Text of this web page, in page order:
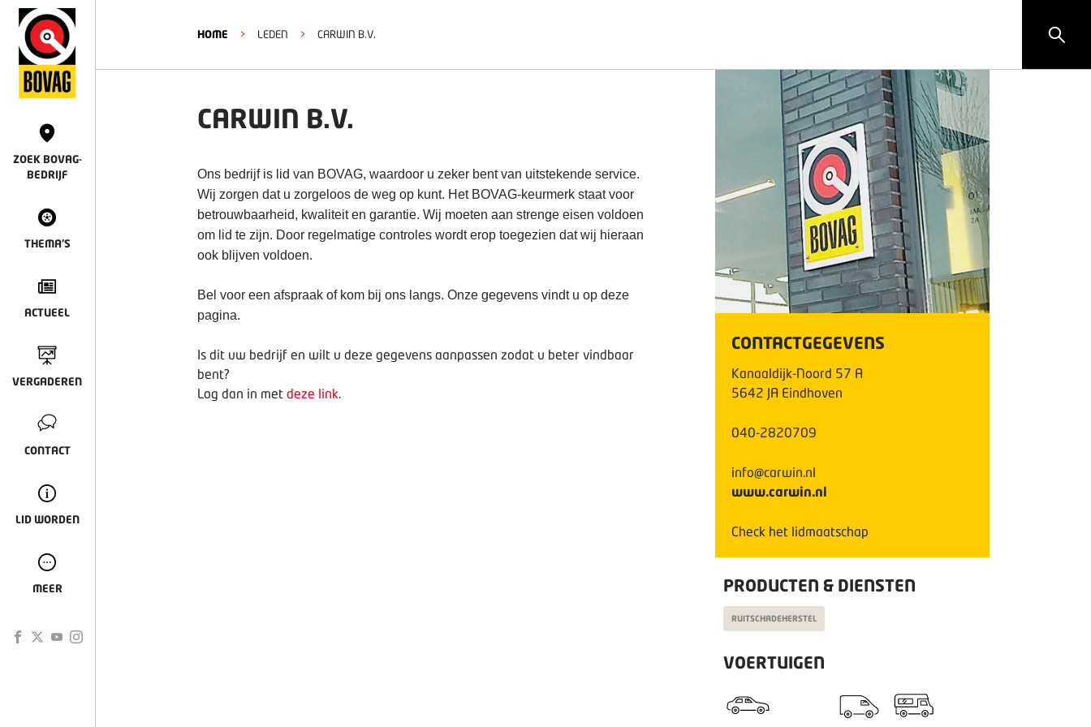
ZOEK BOVAG-
BEDRIJF
THEMA'S
ACTUEEL
VERGADEREN
CONTACT
LID WORDEN
MEER
HOME > LEDEN > CARWIN B.V.
CARWIN B.V.
Ons bedrijf is lid van BOVAG, waardoor u zeker bent van uitstekende service.
Wij zorgen dat u zorgeloos de weg op kunt. Het BOVAG-keurmerk staat voor
betrouwbaarheid, kwaliteit en garantie. Wij moeten aan strenge eisen voldoen
om lid te zijn. Door regelmatige controles wordt erop toegezien dat wij hieraan
ook blijven voldoen.
Bel voor een afspraak of kom bij ons langs. Onze gegevens vindt u op deze
pagina.
Is dit uw bedrijf en wilt u deze gegevens aanpassen zodat u beter vindbaar
bent?
Log dan in met deze link.
CONTACTGEGEVENS
Kanaaldijk-Noord 57 A
5642 JA Eindhoven
040-2820709
info@carwin.nl
www.carwin.nl
Check het lidmaatschap
PRODUCTEN & DIENSTEN
RUITSCHADEHERSTEL
VOERTUIGEN